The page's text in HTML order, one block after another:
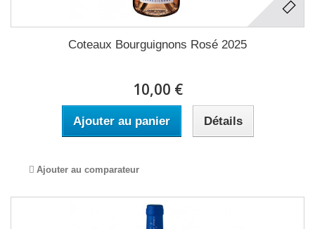
Coteaux Bourguignons Rosé 2025
10,00 €
Ajouter au panier Détails
Ajouter au comparateur